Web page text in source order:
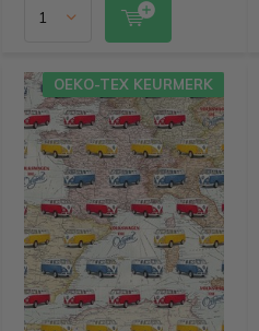
OEKO-TEX KEURMERK